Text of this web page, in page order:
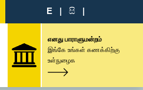
E | සි |
எனது பாராளுமன்றம்
இங்கே உங்கள் கணக்கிற்கு
உள்நுழைக